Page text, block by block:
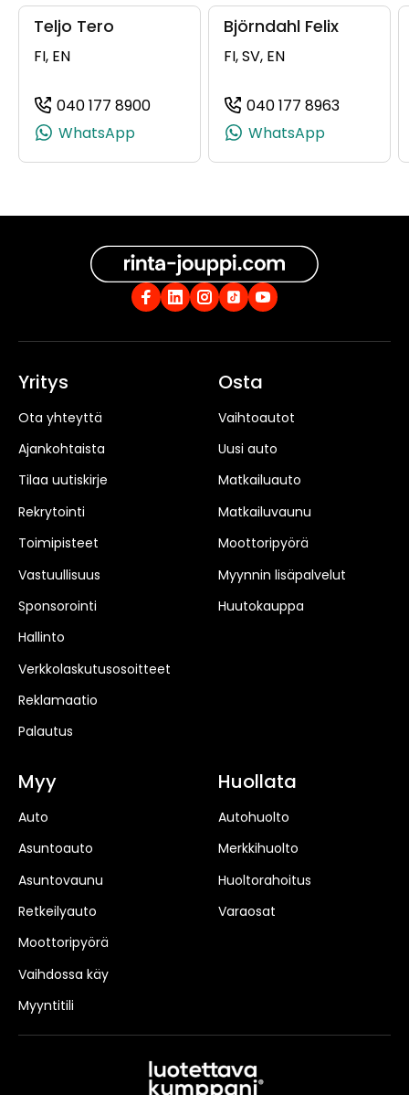
Teljo Tero
FI, EN
040 177 8900
(+358401778900, 0401778900,
WhatsApp
Björndahl Felix
FI, SV, EN
040 177 8963
WhatsApp
Yritys
Ota yhteyttä
Ajankohtaista
Tilaa uutiskirje
Rekrytointi
Toimipisteet
Vastuullisuus
Sponsorointi
Hallinto
Verkkolaskutusosoitteet
Reklamaatio
Palautus
Osta
Vaihtoautot
Uusi auto
Matkailuauto
Matkailuvaunu
Moottoripyörä
Myynnin lisäpalvelut
Huutokauppa
Myy
Auto
Asuntoauto
Asuntovaunu
Retkeilyauto
Moottoripyörä
Vaihdossa käy
Myyntitili
Huollata
Autohuolto
Merkkihuolto
Huoltorahoitus
Varaosat